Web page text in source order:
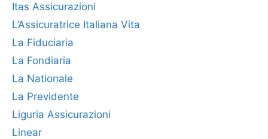
Itas Assicurazioni
L’Assicuratrice Italiana Vita
La Fiduciaria
La Fondiaria
La Nationale
La Previdente
Liguria Assicurazioni
Linear